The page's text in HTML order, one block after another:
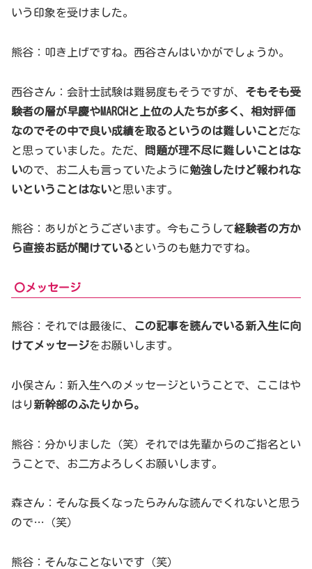
いう印象を受けました。
熊谷：叩き上げですね。西谷さんはいかがでしょうか。
西谷さん：会計士試験は難易度もそうですが、 そもそも受
験者の層が早慶やMARCHと上位の人たちが多く、相対評価
なのでその中で良い成績を取るというのは難しいことだな
と思っていました。ただ、
問題が理不尽に難しいことはな
いので、お二人も言っていたように勉強したけど報われな
いということはないと思います。
熊谷：ありがとうございます。今もこうして経験者の方か
ら直接お話が聞けている というのも魅力ですね。
〇メッセージ
熊谷：それでは最後に、
この記事を読んでいる新入生に向
けてメッセージをお願いします。
小俣さん：新入生へのメッセージということで、ここはや
はり 新幹部のふたりから。
熊谷：分かりました（笑）それでは先輩からのご指名とい
うことで、お二方よろしくお願いします。
森さん：そんな長くなったらみんな読んでくれないと思う
ので…（笑）
熊谷：そんなことないです（笑）